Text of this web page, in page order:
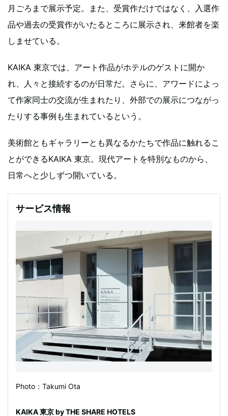
月ごろまで展示予定。また、受賞作だけではなく、入選作
品や過去の受賞作がいたるところに展示され、来館者を楽
しませている。
KAIKA 東京では、アート作品がホテルのゲストに開か
れ、人々と接続するのが日常だ。さらに、アワードによっ
て作家同士の交流が生まれたり、外部での展示につながっ
たりする事例も生まれているという。
美術館ともギャラリーとも異なるかたちで作品に触れるこ
とができるKAIKA 東京。現代アートを特別なものから、
日常へと少しずつ開いている。
サービス情報
Photo：Takumi Ota
KAIKA 東京 by THE SHARE HOTELS